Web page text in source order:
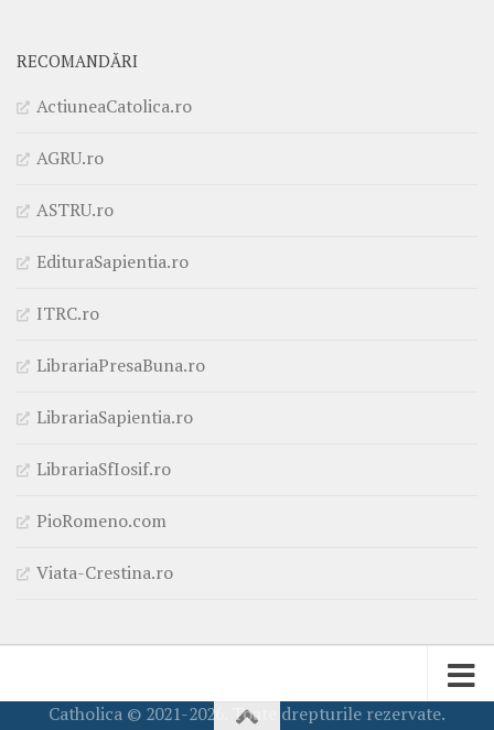
RECOMANDĂRI
ActiuneaCatolica.ro
AGRU.ro
ASTRU.ro
EdituraSapientia.ro
ITRC.ro
LibrariaPresaBuna.ro
LibrariaSapientia.ro
LibrariaSfIosif.ro
PioRomeno.com
Viata-Crestina.ro
Catholica © 2021-2026. Toate drepturile rezervate.